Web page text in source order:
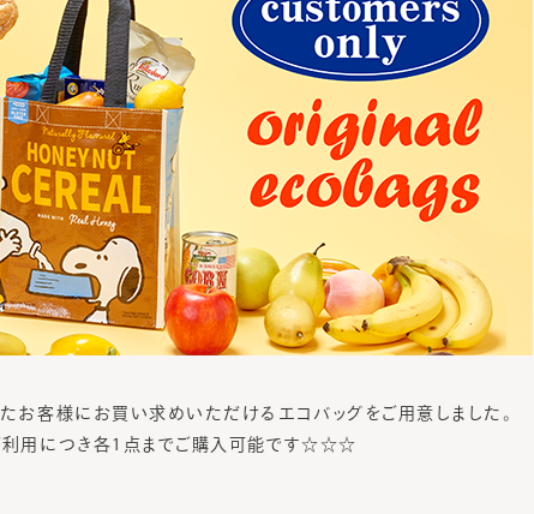
お客様にお買い求めいただけるエコバッグをご用意しました。
利用につき各1点までご購入可能です☆☆☆